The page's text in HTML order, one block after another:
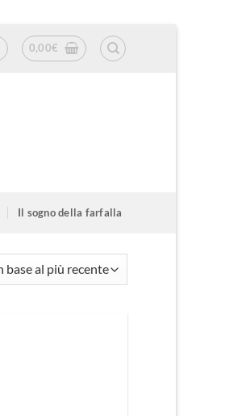
0,00€
Il sogno della farfalla